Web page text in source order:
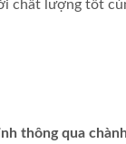
chất lượng tốt
thông qua